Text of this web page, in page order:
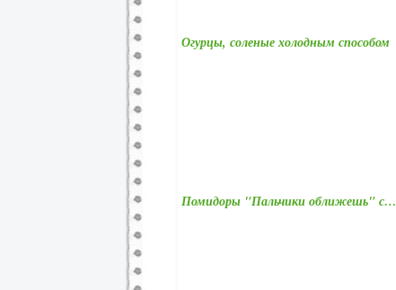
Огурцы, соленые холодным способом
Помидоры "Пальчики оближешь" с…